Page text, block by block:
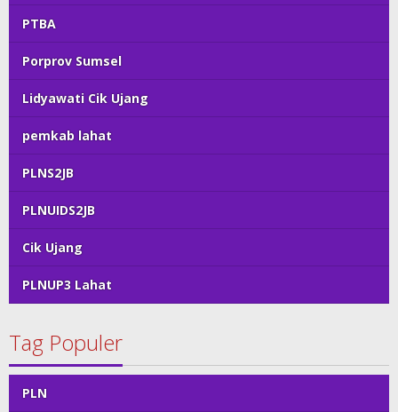
PTBA
Porprov Sumsel
Lidyawati Cik Ujang
pemkab lahat
PLNS2JB
PLNUIDS2JB
Cik Ujang
PLNUP3 Lahat
Tag Populer
PLN